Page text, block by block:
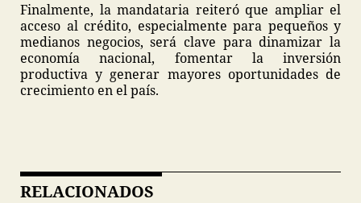
Finalmente, la mandataria reiteró que ampliar el
acceso al crédito, especialmente para pequeños y
medianos negocios, será clave para dinamizar la
economía nacional, fomentar la inversión
productiva y generar mayores oportunidades de
crecimiento en el país.
RELACIONADOS